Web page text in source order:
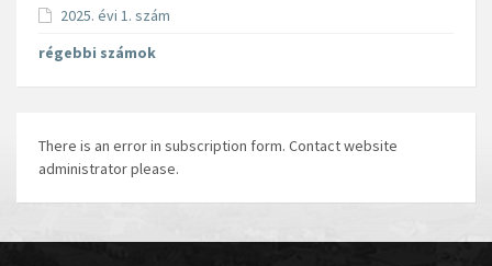
2025. évi 1. szám
régebbi számok
There is an error in subscription form. Contact website
administrator please.